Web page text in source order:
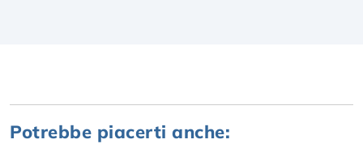
Potrebbe piacerti anche: